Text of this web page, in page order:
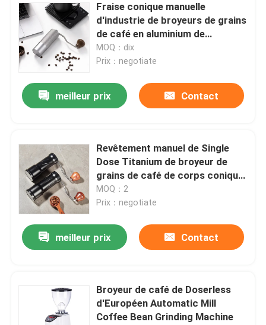
Produits
Fraise conique manuelle
d'industrie de broyeurs de grains
de café en aluminium de
revêtement titanique à dose
unique
MOQ：dix
Prix：negotiate
meilleur prix Contact
Revêtement manuel de Single
Dose Titanium de broyeur de
grains de café de corps conique
d'industrie
MOQ：2
Prix：negotiate
meilleur prix Contact
Broyeur de café de Doserless
d'Européen Automatic Mill
Coffee Bean Grinding Machine